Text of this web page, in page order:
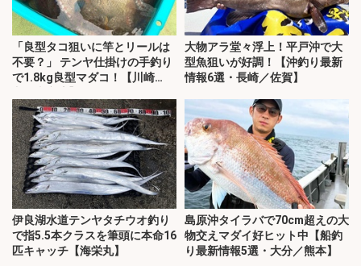
「良型タコ狙いに竿とリールは
不要？」 テンヤ仕掛けの手釣り
で1.8kg良型マダコ！【川崎
大物アラ堂々浮上！平戸沖で大
型魚狙いが好調！【沖釣り最新
情報6選・長崎／佐賀】
伊良湖水道テンヤタチウオ釣り
で指5.5本クラスを筆頭に本命16
匹キャッチ【海栄丸】
島原沖タイラバで70cm超えの大
物交えマダイ好ヒット中【船釣
り最新情報5選・大分／熊本】